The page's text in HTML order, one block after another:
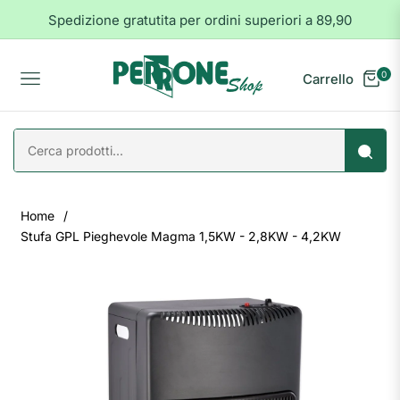
Spedizione gratutita per ordini superiori a 89,90
Navigation Carrello 0
Home
/
Stufa GPL Pieghevole Magma 1,5KW - 2,8KW - 4,2KW